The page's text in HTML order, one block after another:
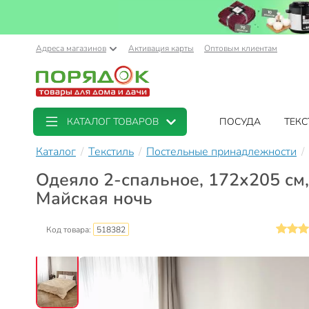
Адреса магазинов Активация карты Оптовым клиентам
КАТАЛОГ ТОВАРОВ ПОСУДА
Каталог Текстиль Постельные принадлежности
Одеяло 2-спальное, 172х205
Майская ночь
Код товара: 518382